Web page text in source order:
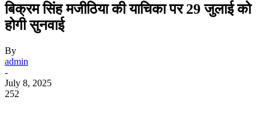
बिक्रम सिंह मजीठिया की याचिका पर 29 जुलाई को
होगी सुनवाई
By
admin
-
July 8, 2025
252